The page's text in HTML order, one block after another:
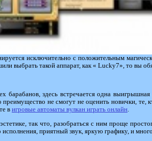
исключительно с положительным
выбрать такой аппарат, как « Lucky7», то вы
барабанов, здесь встречается одна
преимущество не смогут не оценить новички,
в игровые автоматы вулкан играть онлайн.
так что, разобраться с ним проще
исполнения, приятный звук, яркую графику, и